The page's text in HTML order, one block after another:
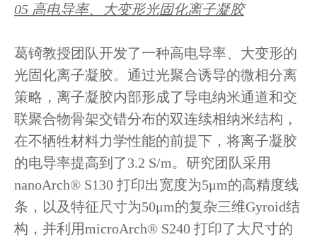
05 高电导率、大变形光固化离子凝胶
葛锜教授团队开发了一种高电导率、大变形的
光固化离子凝胶。通过光聚合诱导的微相分离
策略，离子凝胶内部形成了导电纳米通道和交
联聚合物骨架交错分布的双连续相纳米结构，
在不牺牲材料力学性能的前提下，将离子凝胶
的电导率提高到了3.2 S/m。 研究团队采用
nanoArch® S130 打印出宽度为5μm的高精度线
条，以及特征尺寸为50μm的复杂三维Gyroid结
构，并利用microArch® S240 打印了大尺寸的